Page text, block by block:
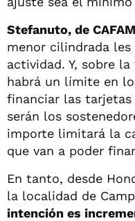
Stefanuto, de
menor cilindrada
actividad. Y, sobre
habrá un límite en
financiar las
serán los
importe limitará la
que van a poder
En tanto, desde
la localidad de
intención es